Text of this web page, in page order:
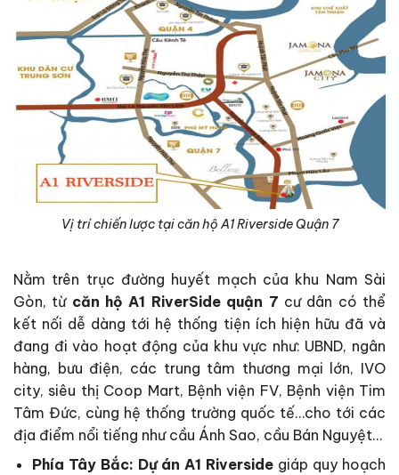
Vị trí chiến lược tại căn hộ A1 Riverside Quận 7
Nằm trên trục đường huyết mạch của khu Nam Sài
Gòn, từ căn hộ A1 RiverSide quận 7 cư dân có thể
kết nối dễ dàng tới hệ thống tiện ích hiện hữu đã và
đang đi vào hoạt động của khu vực như: UBND, ngân
hàng, bưu điện, các trung tâm thương mại lớn, IVO
city, siêu thị Coop Mart, Bệnh viện FV, Bệnh viện Tim
Tâm Đức, cùng hệ thống trường quốc tế…cho tới các
địa điểm nổi tiếng như cầu Ánh Sao, cầu Bán Nguyệt…
Phía Tây Bắc: Dự án A1 Riverside giáp quy hoạch